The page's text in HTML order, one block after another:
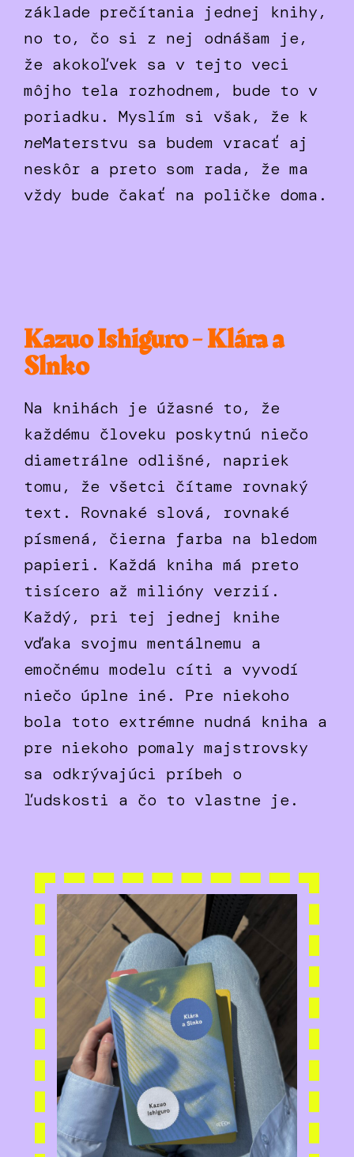
základe prečítania jednej knihy,
no to, čo si z nej odnášam je,
že akokoľvek sa v tejto veci
môjho tela rozhodnem, bude to v
poriadku. Myslím si však, že k
neMaterstvu sa budem vracať aj
neskôr a preto som rada, že ma
vždy bude čakať na poličke doma.
Kazuo Ishiguro - Klára a
Slnko
Na knihách je úžasné to, že
každému človeku poskytnú niečo
diametrálne odlišné, napriek
tomu, že všetci čítame rovnaký
text. Rovnaké slová, rovnaké
písmená, čierna farba na bledom
papieri. Každá kniha má preto
tisícero až milióny verzií.
Každý, pri tej jednej knihe
vďaka svojmu mentálnemu a
emočnému modelu cíti a vyvodí
niečo úplne iné. Pre niekoho
bola toto extrémne nudná kniha a
pre niekoho pomaly majstrovsky
sa odkrývajúci príbeh o
ľudskosti a čo to vlastne je.